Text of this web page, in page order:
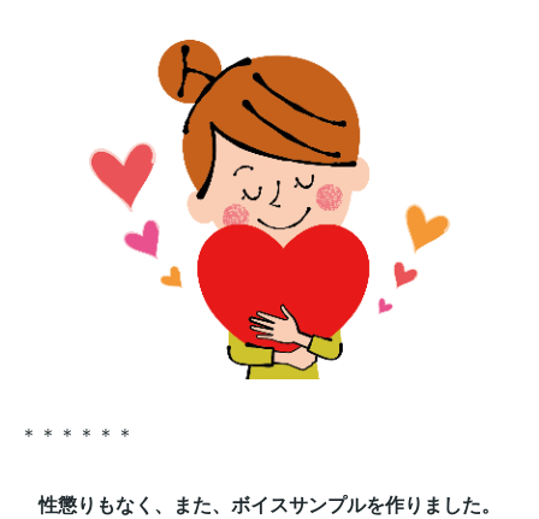
＊＊＊＊＊＊
性懲りもなく、また、ボイスサンプルを作りました。